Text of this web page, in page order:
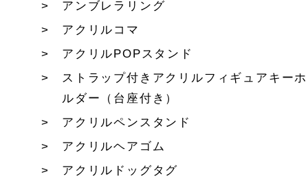
アンブレラリング
アクリルコマ
アクリルPOPスタンド
ストラップ付きアクリルフィギュアキーホ
ルダー（台座付き）
アクリルペンスタンド
アクリルヘアゴム
アクリルドッグタグ